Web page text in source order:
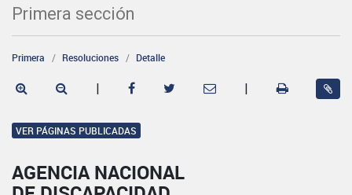
Primera sección
Primera Resoluciones Detalle
| |
VER PÁGINAS PUBLICADAS
AGENCIA NACIONAL